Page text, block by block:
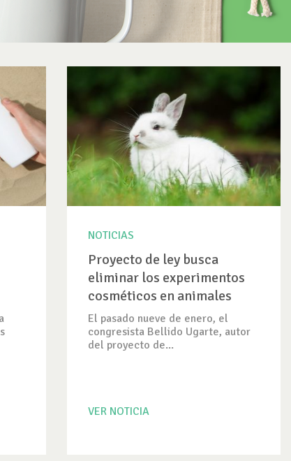
NOTICIAS
Proyecto de ley busca
eliminar los experimentos
cosméticos en animales
llega al Congreso del Perú
El pasado nueve de enero, el
congresista Bellido Ugarte, autor
del proyecto de...
VER NOTICIA